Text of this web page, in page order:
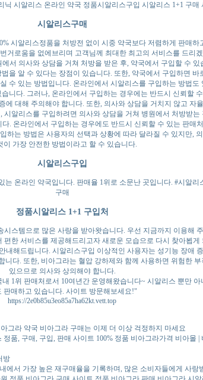
닉 시알리스 온라인 약국 정품시알리스구입 시알리스 1+1 구매
시알리스구매
시알리스정품을 처방전 없이 시중 약국보다 저렴하게 판매하
거로움을 없에브리며 고객님께 최대한 최고의 서비스를 드리
서 의사와 상담을 거쳐 처방을 받은 후, 약국에서 구입할 수 있
을 알 수 있다는 장점이 있습니다. 또한, 약국에서 구입하면 바
수 있는 방법입니다. 온라인에서 시알리스를 구입하는 방법도
니다. 그러나, 온라인에서 구입하는 경우에는 반드시 신뢰할
에 대해 주의해야 합니다. 또한, 의사와 상담을 거치지 않고 자
시알리스를 구입하려면 의사와 상담을 거쳐 병원에서 처방받는
. 온라인에서 구입하는 경우에도 반드시 신뢰할 수 있는 판매
하는 방법은 사용자의 선택과 상황에 따라 달라질 수 있지만,
이 가장 안전한 방법이라고 할 수 있습니다.
시알리스구입
는 온라인 약국입니다. 판매율 1위로 소문난 곳입니다. #시알리
구매
정품시알리스 1+1 구입처
스템으로 많은 사랑을 받아왓습니다. 우선 지금까지 이용해
한 서비스를 제공해드리고자 새로운 모습으로 다시 찾아뵙게
내해드립니다. 시알리스구입 이상적인 사용자는 성기능 장애
니다. 또한, 비아그라는 혈압 강하제와 함께 사용하면 위험한
있으므로 의사와 상의해야 합니다.
1위 판매처로서 10여년간 운영해왔습니다~ 시알리스 뿐만 아
판매하고 있습니다. 사이트 방문해보세요!"
https://2e0b85u3eo85a7ha62kt.vett.top
그라 약국 비아그라 구매는 이제 더 이상 걱정하지 마세요
품, 구매, 구입, 판매 사이트 100% 정품 비아그라가격 비아몰 |
방
에서 가장 높은 재구매율을 기록하며, 많은 소비자들에게 사랑